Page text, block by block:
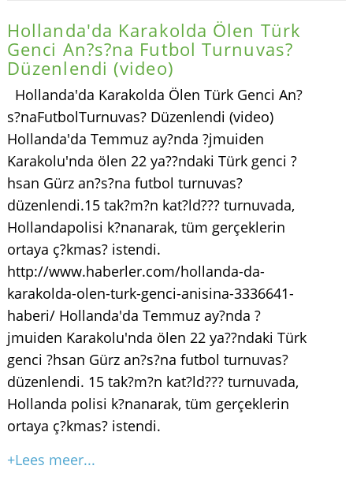
Hollanda'da Karakolda Ölen Türk
Genci An?s?na Futbol Turnuvas?
Düzenlendi (video)
Hollanda'da Karakolda Ölen Türk Genci An?
s?naFutbolTurnuvas? Düzenlendi (video)
Hollanda'da Temmuz ay?nda ?jmuiden
Karakolu'nda ölen 22 ya??ndaki Türk genci ?
hsan Gürz an?s?na futbol turnuvas?
düzenlendi.15 tak?m?n kat?ld??? turnuvada,
Hollandapolisi k?nanarak, tüm gerçeklerin
ortaya ç?kmas? istendi.
http://www.haberler.com/hollanda-da-
karakolda-olen-turk-genci-anisina-3336641-
haberi/ Hollanda'da Temmuz ay?nda ?
jmuiden Karakolu'nda ölen 22 ya??ndaki Türk
genci ?hsan Gürz an?s?na futbol turnuvas?
düzenlendi. 15 tak?m?n kat?ld??? turnuvada,
Hollanda polisi k?nanarak, tüm gerçeklerin
ortaya ç?kmas? istendi.
+Lees meer...